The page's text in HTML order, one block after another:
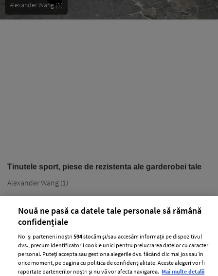
Alexander Wang (1)
Tinutele sport, piese de rezistenta ale garderobei tale
Alexander Wang (1)
PARTENERI
Nouă ne pasă ca datele tale personale să rămână
confidențiale
Noi și partenerii noștri594stocăm și/sau accesăm informații pe dispozitivul
dvs., precum identificatorii cookie unici pentru prelucrarea datelor cu caracter
personal. Puteți accepta sau gestiona alegerile dvs. făcând clic mai jos sau în
orice moment, pe pagina cu politica de confidențialitate. Aceste alegeri vor fi
raportate partenerilor noștri și nu vă vor afecta navigarea. Mai multe detalii